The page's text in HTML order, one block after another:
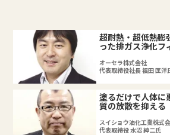
超耐熱・超低熱膨
った排ガス浄化フ
オーセラ株式会社
代表取締役社長 福田 匡洋
塗るだけで人体に
質の放散を抑える
スイショウ油化工業株式
代表取締役 水沼 紳二氏